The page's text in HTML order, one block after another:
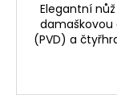
Elegantní
(PVD) a